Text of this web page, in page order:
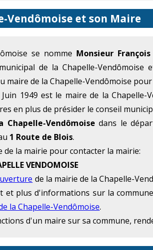
Vendômoise et son Maire
se nomme Monsieur François
de la Chapelle-Vendômoise
maire de la Chapelle-Vendômoise
1949 est le maire de la Chapelle-
en plus de présider le conseil
Chapelle-Vendômoise dans le
1 Route de Blois.
de la mairie pour contacter la mairie:
VENDOMOISE
de la mairie de la Chapelle-
et plus d'informations sur la
la Chapelle-Vendômoise.
d'un maire sur sa commune,